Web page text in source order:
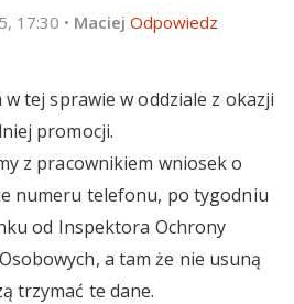
17:30 • Maciej Odpowiedz
w tej sprawie w oddziale z okazji
promocji.
z pracownikiem wniosek o
numeru telefonu, po tygodniu
od Inspektora Ochrony
a tam że nie usuną
trzymać te dane.